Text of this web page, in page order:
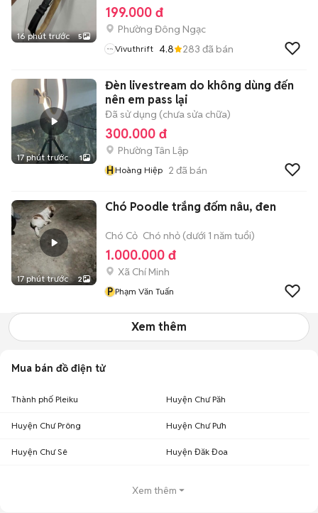
16 phút trước 5
199.000 đ
Phường Đông Ngạc
Vivuthrift 4.8 283 đã bán
17 phút trước 1
Đèn livestream do không dùng đến
nên em pass lại
Đã sử dụng (chưa sửa chữa)
300.000 đ
Phường Tân Lập
HHoàng Hiệp 2 đã bán
17 phút trước 2
Chó Poodle trắng đốm nâu, đen
Chó Cỏ Chó nhỏ (dưới 1 năm tuổi)
1.000.000 đ
Xã Chí Minh
P Phạm Văn Tuấn
Xem thêm
Mua bán đồ điện tử
Thành phố Pleiku Huyện Chư Păh
Huyện Chư Prông Huyện Chư Pưh
Huyện Chư Sê Huyện Đăk Đoa
Xem thêm